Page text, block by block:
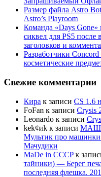
Размер файла Astro
Astro’s Playroom
Команда «Days Gone»
сиквел для PS5
заголовков и
Разработчики
косметические
Свежие комментарии
Кира к записи CS 1.6
FoFan к записи Crysis
Leonardo к записи
kek¢иk к записи
Мультик про
Мачудики
MaDe in CCCPк
тайники) — Берег
последняя флешка.